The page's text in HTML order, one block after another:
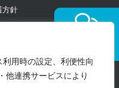
用時の設定、利便性向
他連携サービスにより
方針
関する基本方針